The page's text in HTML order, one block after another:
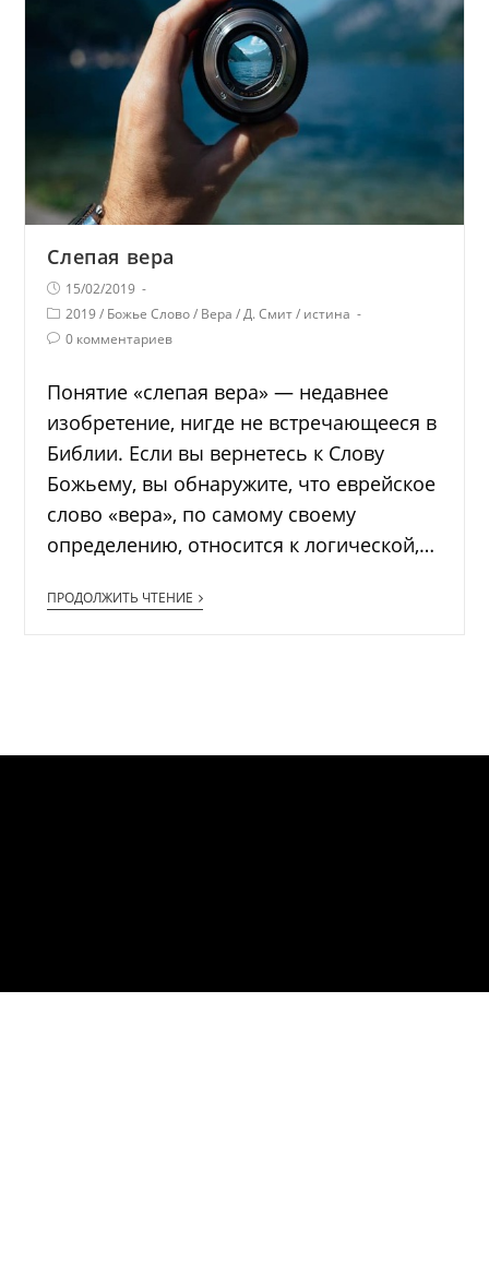
Слепая вера
15/02/2019
2019 / Божье Слово / Вера / Д. Смит / истина
0 комментариев
Понятие «слепая вера» — недавнее
изобретение, нигде не встречающееся в
Библии. Если вы вернетесь к Слову
Божьему, вы обнаружите, что еврейское
слово «вера», по самому своему
определению, относится к логической,…
ПРОДОЛЖИТЬ ЧТЕНИЕ